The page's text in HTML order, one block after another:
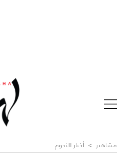
مشاهير > أخبار النجوم